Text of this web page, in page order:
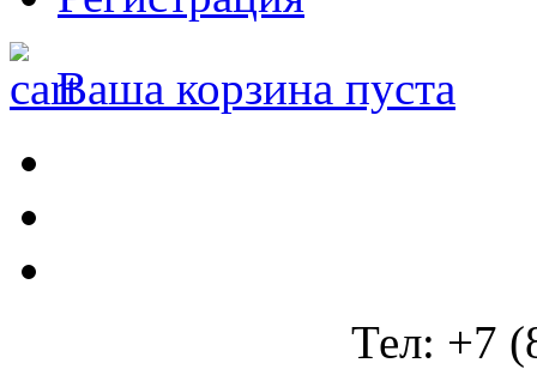
Ваша корзина пуста
Тел: +7